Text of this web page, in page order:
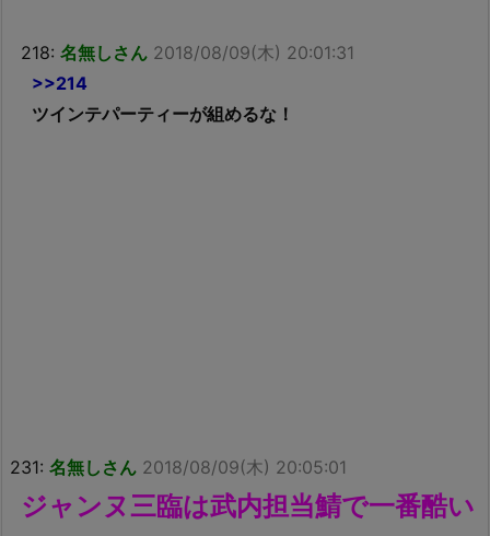
218: 名無しさん 2018/08/09(木) 20:01:31
>>214
ツインテパーティーが組めるな！
231: 名無しさん 2018/08/09(木) 20:05:01
ジャンヌ三臨は武内担当鯖で一番酷い